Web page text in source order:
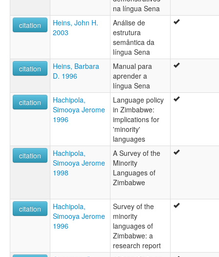
na língua Sena
citation
Heins, John H.
2003
Análise de
estrutura
semântica da
língua Sena
citation
Heins, Barbara
D. 1996
Manual para
aprender a
língua Sena
citation
Hachipola,
Simooya Jerome
1996
Language policy
in Zimbabwe:
implications for
'minority'
languages
citation
Hachipola,
Simooya Jerome
1998
A Survey of the
Minority
Languages of
Zimbabwe
citation
Hachipola,
Simooya Jerome
1996
Survey of the
minority
languages of
Zimbabwe: a
research report